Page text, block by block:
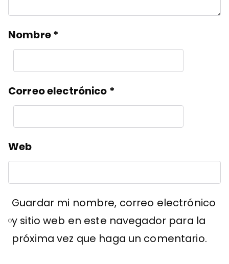
Nombre*
Correo electrónico *
Web
Guardar mi nombre, correo electrónico
y sitio web en este navegador para la
próxima vez que haga un comentario.